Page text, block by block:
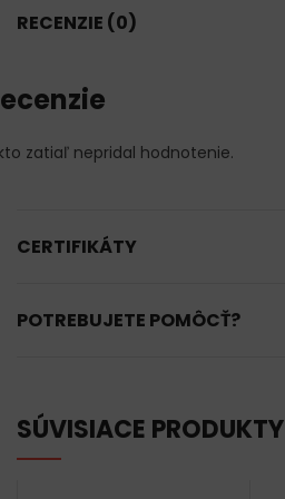
RECENZIE (0)
zatiaľ nepridal hodnotenie.
CERTIFIKÁTY
POTREBUJETE POMÔCŤ?
SÚVISIACE PRODUKTY